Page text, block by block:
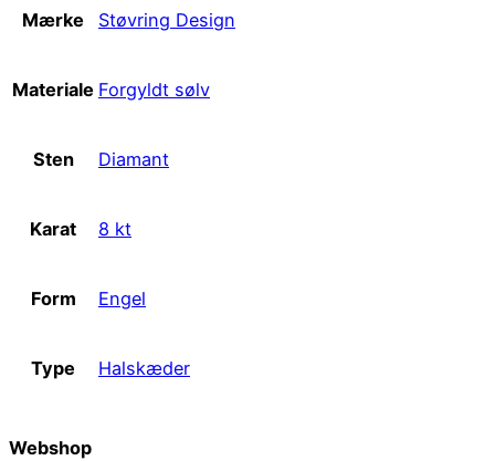
Mærke Støvring Design
Materiale Forgyldt sølv
Sten Diamant
Karat 8 kt
Form Engel
Type Halskæder
Webshop